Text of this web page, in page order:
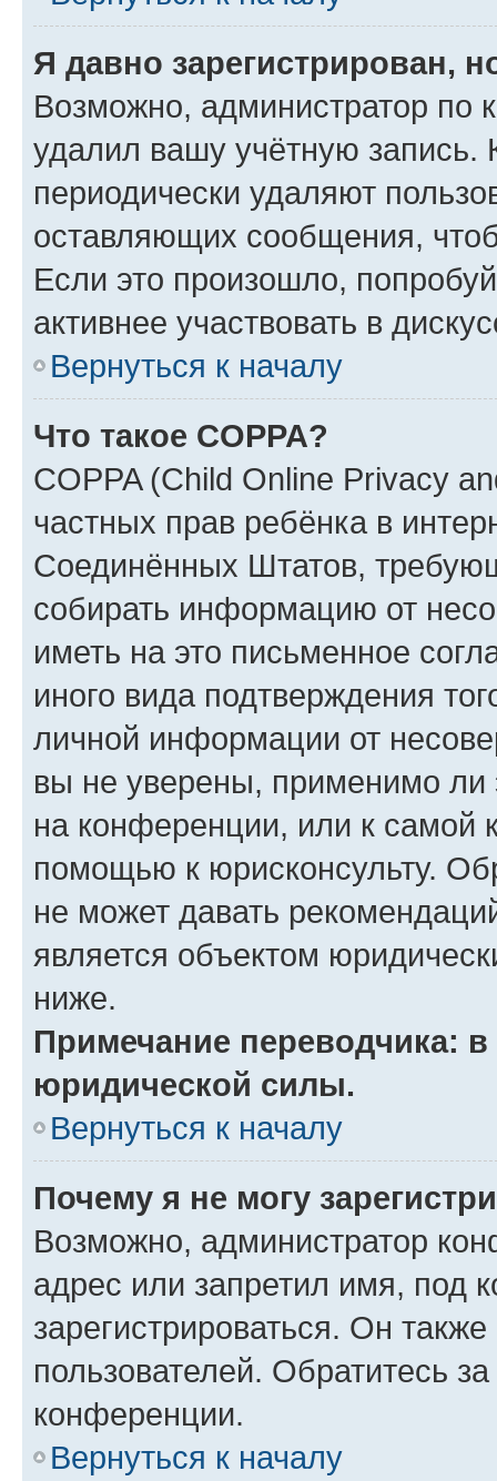
Я давно зарегистрирован,
Возможно, администратор по
удалил вашу учётную запись.
периодически удаляют
оставляющих сообщения,
Если это произошло,
активнее участвовать в
Вернуться к началу
Что такое COPPA?
COPPA (Child Online Privacy
частных прав ребёнка в
Соединённых Штатов,
собирать информацию от
иметь на это письменное
иного вида подтверждения
личной информации от
вы не уверены, применимо ли
на конференции, или к самой
помощью к юрисконсульту.
не может давать
является объектом
ниже.
Примечание переводчика:
юридической силы.
Вернуться к началу
Почему я не могу
Возможно, администратор
адрес или запретил имя, под
зарегистрироваться. Он
пользователей. Обратитесь
конференции.
Вернуться к началу